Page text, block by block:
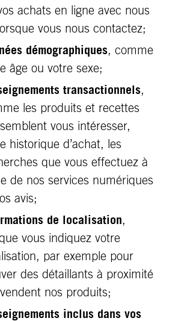
achats en ligne avec nous
vous nous contactez;
démographiques, comme
âge ou votre sexe;
transactionnels,
les produits et recettes
vous intéresser,
historique d’achat, les
que vous effectuez à
de nos services numériques
avis;
de localisation,
vous indiquez votre
par exemple pour
des détaillants à proximité
nos produits;
inclus dans vos